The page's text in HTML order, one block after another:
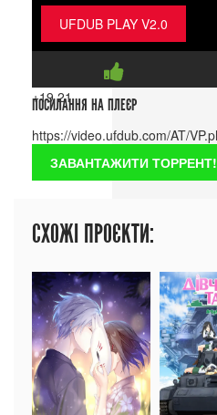
UFDUB PLAY V2.0
+19 21
ПОСИЛАННЯ НА ПЛЕЄР
ЗАВАНТАЖИТИ ТОРРЕНТ!
СХОЖІ ПРОЄКТИ: